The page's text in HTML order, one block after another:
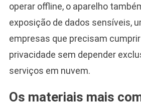
operar offline, o aparelho
exposição de dados sensíveis,
empresas que precisam
privacidade sem depender
serviços em nuvem.
Os materiais mais